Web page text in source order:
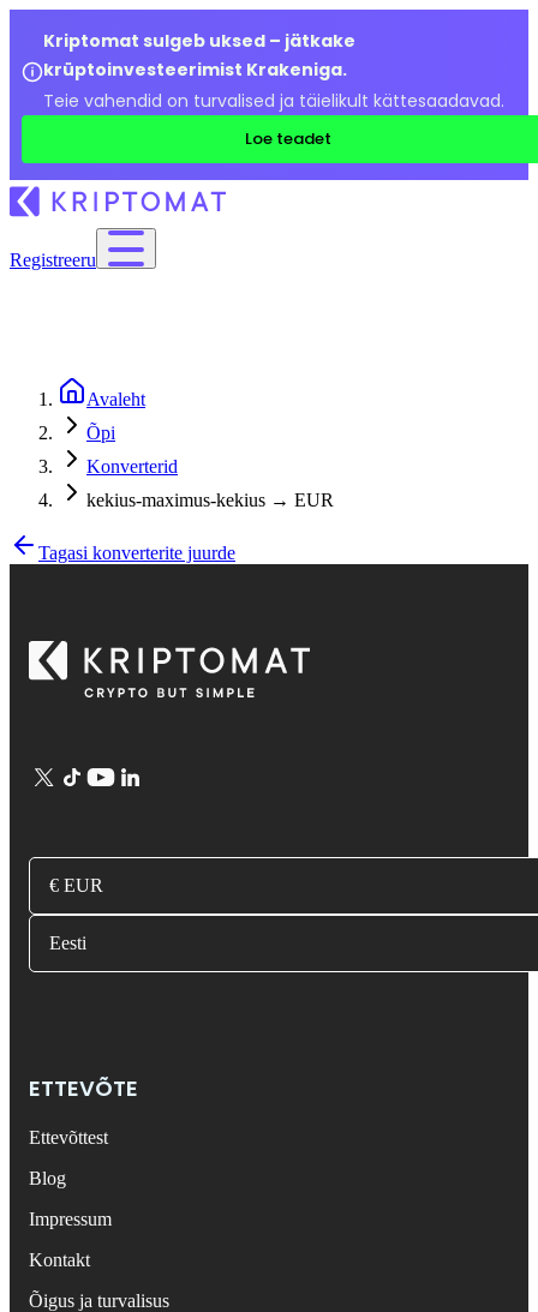
Kriptomat sulgeb uksed – jätkake
krüptoinvesteerimist Krakeniga.
Teie vahendid on turvalised ja täielikult kättesaadavad.
Loe teadet
Registreeru
Avaleht
Õpi
Konverterid
kekius-maximus-kekius → EUR
Tagasi konverterite juurde
€ EUR
Eesti
ETTEVÕTE
Ettevõttest
Blog
Impressum
Kontakt
Õigus ja turvalisus